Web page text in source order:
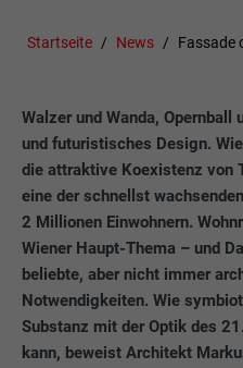
Startseite News Fassade
Walzer und Wanda, Opernball
und futuristisches Design.
die attraktive Koexistenz von
eine der schnellst
2 Millionen Einwohnern.
Wiener Haupt-Thema – und
beliebte, aber nicht immer
Notwendigkeiten. Wie
Substanz mit der Optik des
kann, beweist Architekt